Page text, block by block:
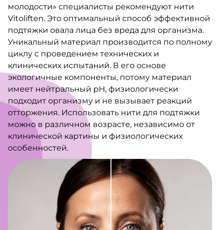
молодости» специалисты рекомендуют нити
Vitoliften. Это оптимальный способ эффективной
подтяжки овала лица без вреда для организма.
Уникальный материал производится по полному
циклу с проведением технических и
клинических испытаний. В его основе
экологичные компоненты, потому материал
имеет нейтральный pH, физиологически
подходит организму и не вызывает реакций
отторжения. Использовать нити для подтяжки
можно в различном возрасте, независимо от
клинической картины и физиологических
особенностей.